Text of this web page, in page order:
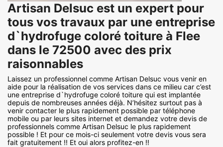
Artisan Delsuc est un expert pour
tous vos travaux par une entreprise
d`hydrofuge coloré toiture à Flee
dans le 72500 avec des prix
raisonnables
Laissez un professionnel comme Artisan Delsuc vous venir en
aide pour la réalisation de vos services dans ce milieu car c’est
une entreprise d`hydrofuge coloré toiture qui est implantée
depuis de nombreuses années déjà. N’hésitez surtout pas à
venir contacter le plus rapidement possible par téléphone
mobile ou par leurs sites internet et demandez votre devis de
professionnels comme Artisan Delsuc le plus rapidement
possible ! Et pour ce mois-ci seulement votre devis vous sera
fait gratuitement !! Et oui alors profitez-en !!